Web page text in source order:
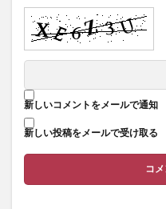
新しいコメントをメールで通知
新しい投稿をメールで受け取る